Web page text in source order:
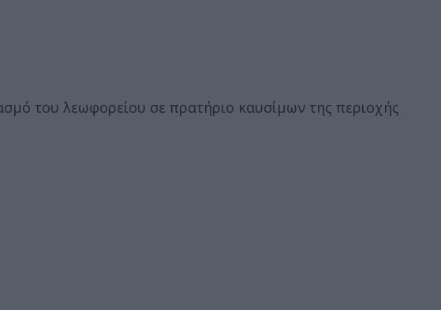
του λεωφορείου σε πρατήριο καυσίμων της περιοχής